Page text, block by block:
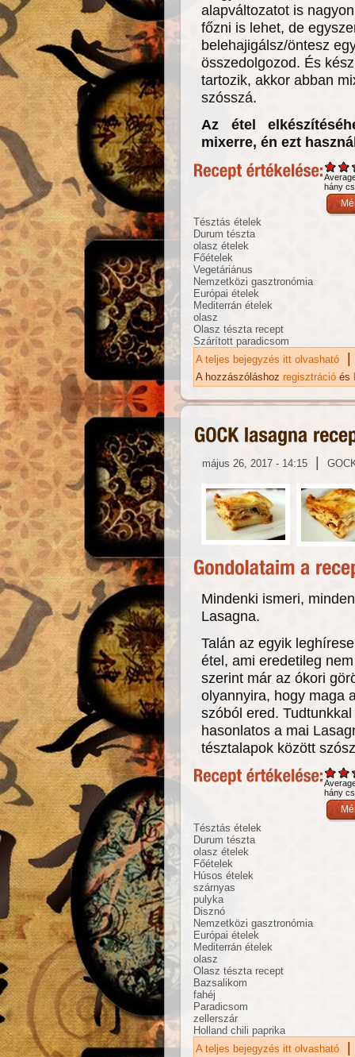
alapváltozatot is
főzni is lehet, de
belehajigálsz/öntesz
összedolgozod. És
tartozik, akkor abban
szósszá.
Az étel
mixerre, én ezt
hány
Tésztás ételek
Durum tészta
olasz ételek
Főételek
Vegetáriánus
Nemzetközi gasztronómia
Európai ételek
Mediterrán ételek
olasz
Olasz tészta recept
Szárított paradicsom
A teljes bejegyzés itt olvasható
|
A hozzászóláshoz regisztráció és
május 26, 2017 - 14:15 |
Mindenki ismeri,
Lasagna.
Talán az egyik
étel, ami eredetileg
szerint már az ókori
olyannyira, hogy maga
szóból ered.
hasonlatos a mai
tésztalapok között
hány
Tésztás ételek
Durum tészta
olasz ételek
Főételek
Húsos ételek
szárnyas
pulyka
Disznó
Nemzetközi gasztronómia
Európai ételek
Mediterrán ételek
olasz
Olasz tészta recept
Bazsalikom
fahéj
Paradicsom
zellerszár
Holland chili paprika
A teljes bejegyzés itt olvasható
|